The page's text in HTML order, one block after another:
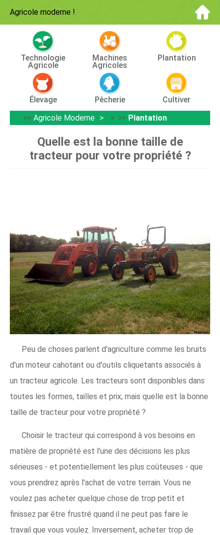
Agricole moderne !
Technologie
Agricole
Machines
Agricoles
Plantation
Élevage Pêcherie
Cultiver
>> Agricole Moderne > >> Plantation
Quelle est la bonne taille de
tracteur pour votre propriété ?
Peu de choses parlent d'agriculture comme les bruits
d'un moteur cahotant ou d'outils cliquetants associés à
un tracteur agricole. Les tracteurs sont disponibles dans
toutes les formes, tailles et prix, mais quelle est la bonne
taille de tracteur pour votre propriété ?
Choisir le tracteur qui correspond à vos besoins en
matière de propriété est l'une des décisions les plus
sérieuses - et potentiellement les plus coûteuses - que
vous prendrez après l'achat de votre terrain. Vous ne
voulez pas acheter quelque chose de trop petit et
finissez par être frustré quand il ne peut pas faire le
travail que vous voulez. Inversement, acheter trop de